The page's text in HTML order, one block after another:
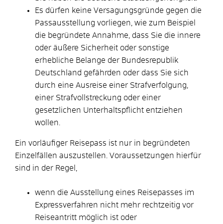
Es dürfen keine Versagungsgründe gegen die
Passausstellung vorliegen , wie zum Beispiel
die begründete Annahme, dass Sie die innere
oder äußere Sicherheit oder sonstige
erhebliche Belange der Bundesrepublik
Deutschland gefährden oder dass Sie sich
durch eine Ausreise einer Strafverfolgung,
einer Strafvollstreckung oder einer
gesetzlichen Unterhaltspflicht entziehen
wollen
Ein vorläufiger Reisepass ist nur in begründeten
Einzelfällen auszustellen. Voraussetzungen hierfür
sind in der Regel,
wenn die Ausstellung eines Reisepasses im
Expressverfahren nicht mehr rechtzeitig vor
Reiseantritt möglich ist oder